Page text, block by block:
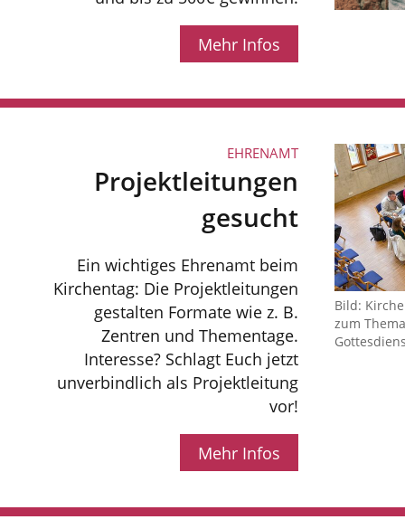
Mehr Infos
EHRENAMT
Projektleitungen
gesucht
Ein wichtiges Ehrenamt beim
Kirchentag: Die Projektleitungen
gestalten Formate wie z. B.
Zentren und Thementage.
Interesse? Schlagt Euch jetzt
unverbindlich als Projektleitung
vor!
Mehr Infos
Bild:
zum